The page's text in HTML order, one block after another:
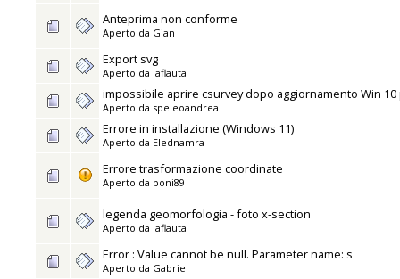
Anteprima non conforme
Aperto da Gian
Export svg
Aperto da laflauta
impossibile aprire csurvey dopo aggiornamento Win 10
Aperto da speleoandrea
Errore in installazione (Windows 11)
Aperto da Elednamra
Errore trasformazione coordinate
Aperto da poni89
legenda geomorfologia - foto x-section
Aperto da laflauta
Error : Value cannot be null. Parameter name: s
Aperto da Gabriel